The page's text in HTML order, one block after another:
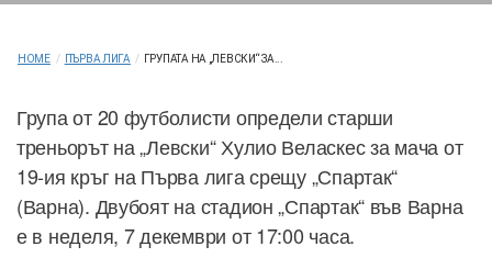
HOME / ПЪРВА ЛИГА / ГРУПАТА НА „ЛЕВСКИ“ ЗА...
Група от 20 футболисти определи старши
треньорът на „Левски“ Хулио Веласкес за мача от
19-ия кръг на Първа лига срещу „Спартак“
(Варна). Двубоят на стадион „Спартак“ във Варна
е в неделя, 7 декември от 17:00 часа.